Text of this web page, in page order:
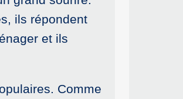
ils répondent
et ils
Comme